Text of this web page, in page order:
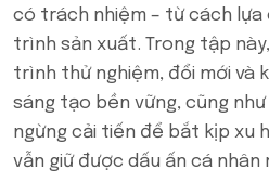
có trách nhiệm – từ cách
trình sản xuất. Trong tập
trình thử nghiệm, đổi mới và
sáng tạo bền vững, cũng
ngừng cải tiến để bắt kịp xu
vẫn giữ được dấu ấn cá nhân